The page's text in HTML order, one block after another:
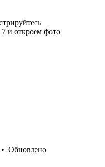
и откроем фото
• Обновлено